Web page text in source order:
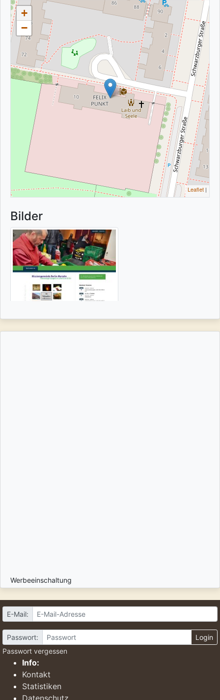
+
−
Leaflet |
Bilder
Werbeeinschaltung
E-Mail:
Passwort:
Login
Passwort vergessen
Info:
Kontakt
Statistiken